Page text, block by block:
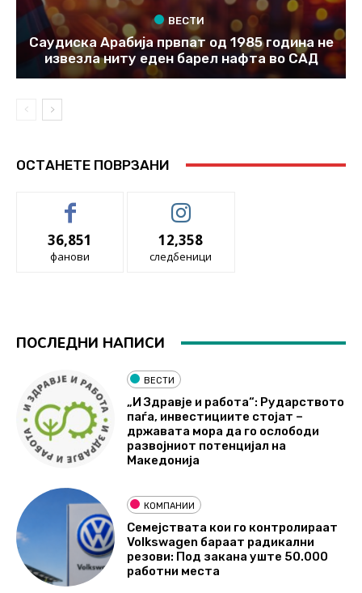
ВЕСТИ
Саудиска Арабија првпат од 1985 година не
извезла ниту еден барел нафта во САД
ОСТАНЕТЕ ПОВРЗАНИ
36,851
фанови
12,358
следбеници
ПОСЛЕДНИ НАПИСИ
ВЕСТИ
„И Здравје и работа“: Рударството
паѓа, инвестициите стојат –
државата мора да го ослободи
развојниот потенцијал на
Македонија
КОМПАНИИ
Семејствата кои го контролираат
Volkswagen бараат радикални
резови: Под закана уште 50.000
работни места